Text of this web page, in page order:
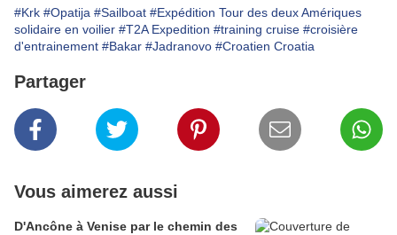
#Krk #Opatija #Sailboat #Expédition Tour des deux Amériques
solidaire en voilier #T2A Expedition #training cruise #croisière
d'entrainement #Bakar #Jadranovo #Croatien Croatia
Partager
Vous aimerez aussi
D'Ancône à Venise par le chemin des